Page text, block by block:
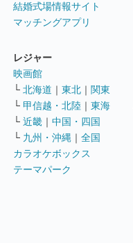
結婚式場情報サイト
マッチングアプリ
レジャー
映画館
└ 北海道 ｜ 東北 ｜ 関東
└ 甲信越・北陸 ｜ 東海
└ 近畿 ｜ 中国・四国
└ 九州・沖縄 ｜ 全国
カラオケボックス
テーマパーク